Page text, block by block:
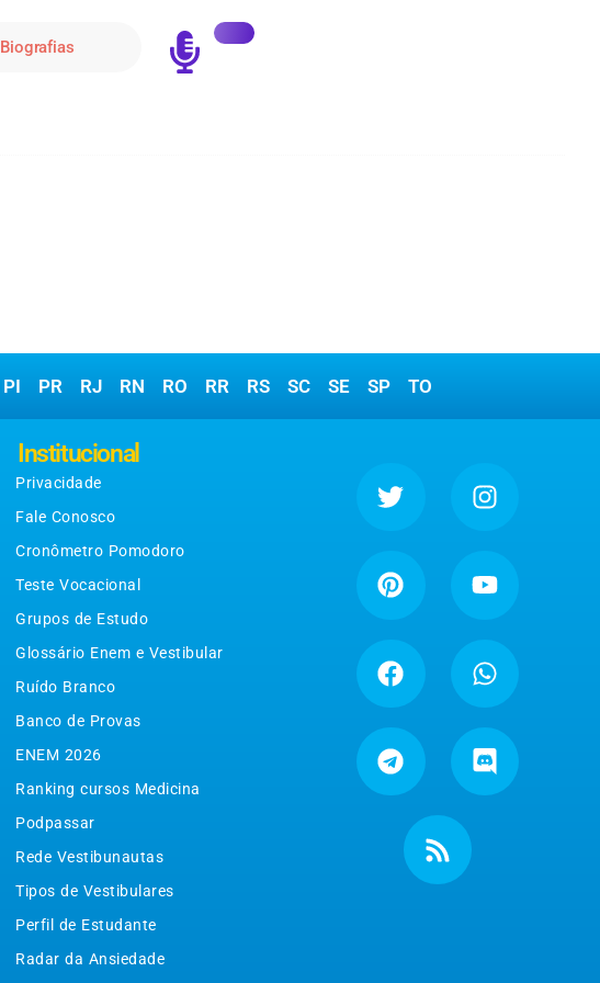
Biografias
PI PR RJ RN RO RR RS SC SE SP TO
Institucional
Privacidade
Fale Conosco
Cronômetro Pomodoro
Teste Vocacional
Grupos de Estudo
Glossário Enem e Vestibular
Ruído Branco
Banco de Provas
ENEM 2026
Ranking cursos Medicina
Podpassar
Rede Vestibunautas
Tipos de Vestibulares
Perfil de Estudante
Radar da Ansiedade